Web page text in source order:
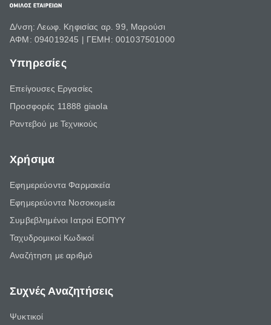
Δ/νση: Λεωφ. Κηφισίας αρ. 99, Μαρούσι
ΑΦΜ: 094019245 | ΓΕΜΗ: 001037501000
Υπηρεσίες
Επείγουσες Εργασίες
Προσφορές 11888 giaola
Ραντεβού με Τεχνικούς
Χρήσιμα
Εφημερεύοντα Φαρμακεία
Εφημερεύοντα Νοσοκομεία
Συμβεβλημένοι Ιατροί ΕΟΠΥΥ
Ταχυδρομικοί Κωδικοί
Αναζήτηση με αριθμό
Συχνές Αναζητήσεις
Ψυκτικοί